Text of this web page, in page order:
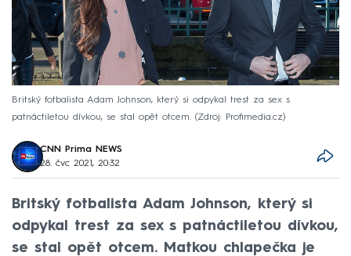
Britský fotbalista Adam Johnson, který si odpykal trest za sex s
patnáctiletou dívkou, se stal opět otcem.
Zdroj: Profimedia.cz
CNN Prima NEWS
28. čvc 2021, 20:32
Britský fotbalista Adam Johnson, který si
odpykal trest za sex s patnáctiletou dívkou,
se stal opět otcem. Matkou chlapečka je